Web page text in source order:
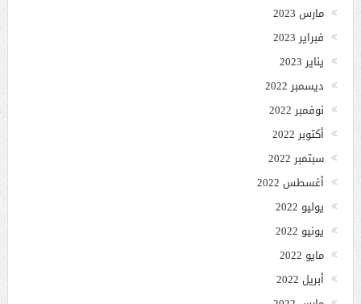
مارس 2023
فبراير 2023
يناير 2023
ديسمبر 2022
نوفمبر 2022
أكتوبر 2022
سبتمبر 2022
أغسطس 2022
يوليو 2022
يونيو 2022
مايو 2022
أبريل 2022